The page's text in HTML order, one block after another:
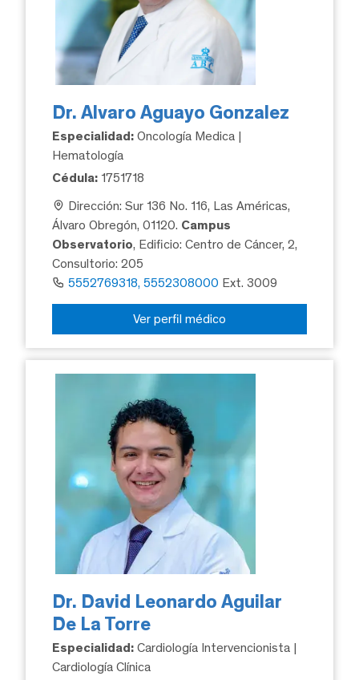
Dr. Alvaro Aguayo Gonzalez
Especialidad: Oncología Medica |
Hematología
Cédula: 1751718
Dirección: Sur 136 No. 116, Las Américas,
Álvaro Obregón, 01120. Campus
Observatorio, Edificio: Centro de Cáncer, 2,
Consultorio: 205
5552769318, 5552308000 Ext. 3009
Ver perfil médico
Dr. David Leonardo Aguilar
De La Torre
Especialidad: Cardiología Intervencionista |
Cardiología Clínica